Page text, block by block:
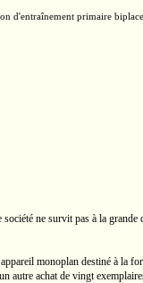
d'entraînement primaire
ne survit pas à la grande
monoplan destiné à la
autre achat de vingt